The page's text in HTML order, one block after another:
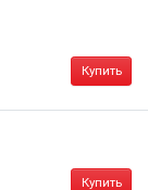
Купить
Купить